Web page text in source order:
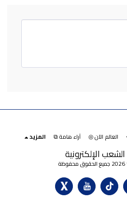
الإلكترونية
العالم الآن ◎ آراء هامة ⧉ المزيد